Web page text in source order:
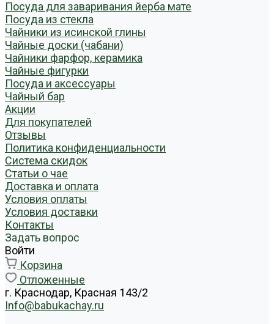
Посуда для заваривания йерба мате
Посуда из стекла
Чайники из исинской глины
Чайные доски (чабани)
Чайники фарфор, керамика
Чайные фигурки
Посуда и аксессуары
Чайный бар
Акции
Для покупателей
Отзывы
Политика конфиденциальности
Система скидок
Статьи о чае
Доставка и оплата
Условия оплаты
Условия доставки
Контакты
Задать вопрос
Войти
Корзина
Отложенные
г. Краснодар, Красная 143/2
Info@babukachay.ru